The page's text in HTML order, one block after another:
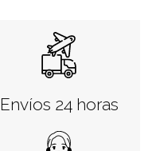
Envíos 24 horas